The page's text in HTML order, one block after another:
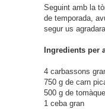
Seguint amb la
de temporada,
segur us
Ingredients per
4 carbassons
750 g de carn
500 g de
1 ceba gran